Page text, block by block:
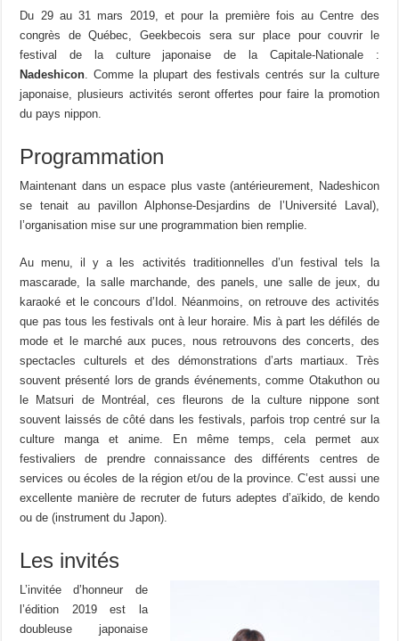
Du 29 au 31 mars 2019, et pour la première fois au Centre des
congrès de Québec, Geekbecois sera sur place pour couvrir le
festival de la culture japonaise de la Capitale-Nationale :
Nadeshicon. Comme la plupart des festivals centrés sur la culture
japonaise, plusieurs activités seront offertes pour faire la promotion
du pays nippon.
Programmation
Maintenant dans un espace plus vaste (antérieurement, Nadeshicon
se tenait au pavillon Alphonse-Desjardins de l’Université Laval),
l’organisation mise sur une programmation bien remplie.
Au menu, il y a les activités traditionnelles d’un festival tels la
mascarade, la salle marchande, des panels, une salle de jeux, du
karaoké et le concours d’Idol. Néanmoins, on retrouve des activités
que pas tous les festivals ont à leur horaire. Mis à part les défilés de
mode et le marché aux puces, nous retrouvons des concerts, des
spectacles culturels et des démonstrations d’arts martiaux. Très
souvent présenté lors de grands événements, comme Otakuthon ou
le Matsuri de Montréal, ces fleurons de la culture nippone sont
souvent laissés de côté dans les festivals, parfois trop centré sur la
culture manga et anime. En même temps, cela permet aux
festivaliers de prendre connaissance des différents centres de
services ou écoles de la région et/ou de la province. C’est aussi une
excellente manière de recruter de futurs adeptes d’aïkido, de kendo
ou de (instrument du Japon).
Les invités
L’invitée d’honneur de
l’édition 2019 est la
doubleuse japonaise